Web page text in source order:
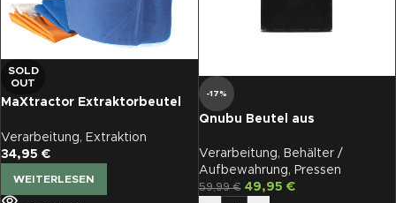
SOLD
OUT
MaXtractor Extraktorbeutel
Verarbeitung, Extraktion
34,95 €
WEITERLESEN
-17%
Qnubu Beutel aus
verschließbar, 30 x 45 cm, 50
St je Pckg
Verarbeitung, Behälter /
Aufbewahrung, Pressen
59,99€ 49,95 €